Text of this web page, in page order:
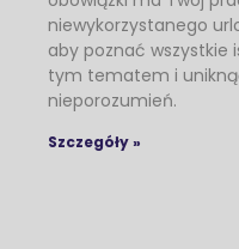
niewykorzystanego
aby poznać wszystkie
tym tematem i
nieporozumień.
Szczegóły »